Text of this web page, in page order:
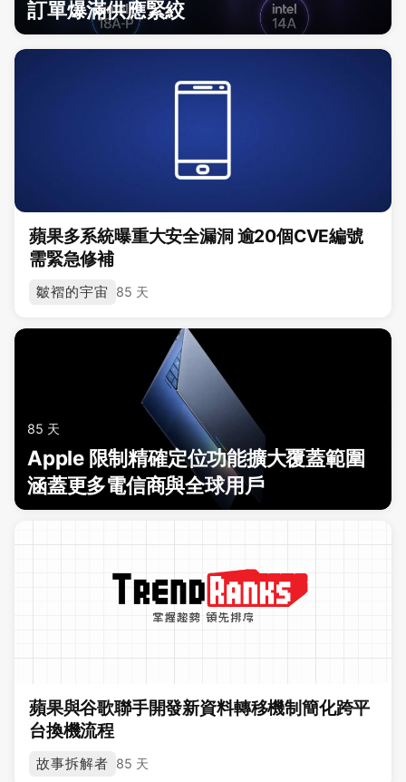
訂單爆滿供應緊絞
蘋果多系統曝重大安全漏洞 逾20個CVE編號
需緊急修補
皺褶的宇宙 85 天
85 天
Apple 限制精確定位功能擴大覆蓋範圍
涵蓋更多電信商與全球用戶
蘋果與谷歌聯手開發新資料轉移機制簡化跨平
台換機流程
故事拆解者 85 天